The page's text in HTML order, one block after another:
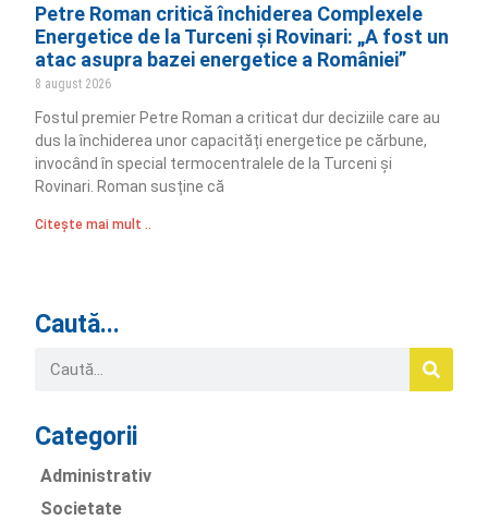
Petre Roman critică închiderea Complexele
Energetice de la Turceni și Rovinari: „A fost un
atac asupra bazei energetice a României”
8 august 2026
Fostul premier Petre Roman a criticat dur deciziile care au
dus la închiderea unor capacități energetice pe cărbune,
invocând în special termocentralele de la Turceni și
Rovinari. Roman susține că
Citește mai mult ..
Caută...
Categorii
Administrativ
Societate